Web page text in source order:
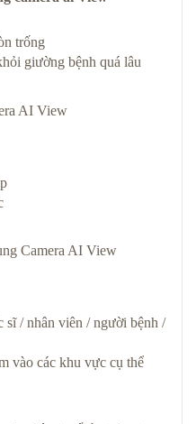
trống
giường bệnh quá lâu
sĩ / nhân viên / người bệnh /
vào các khu vực cụ thể